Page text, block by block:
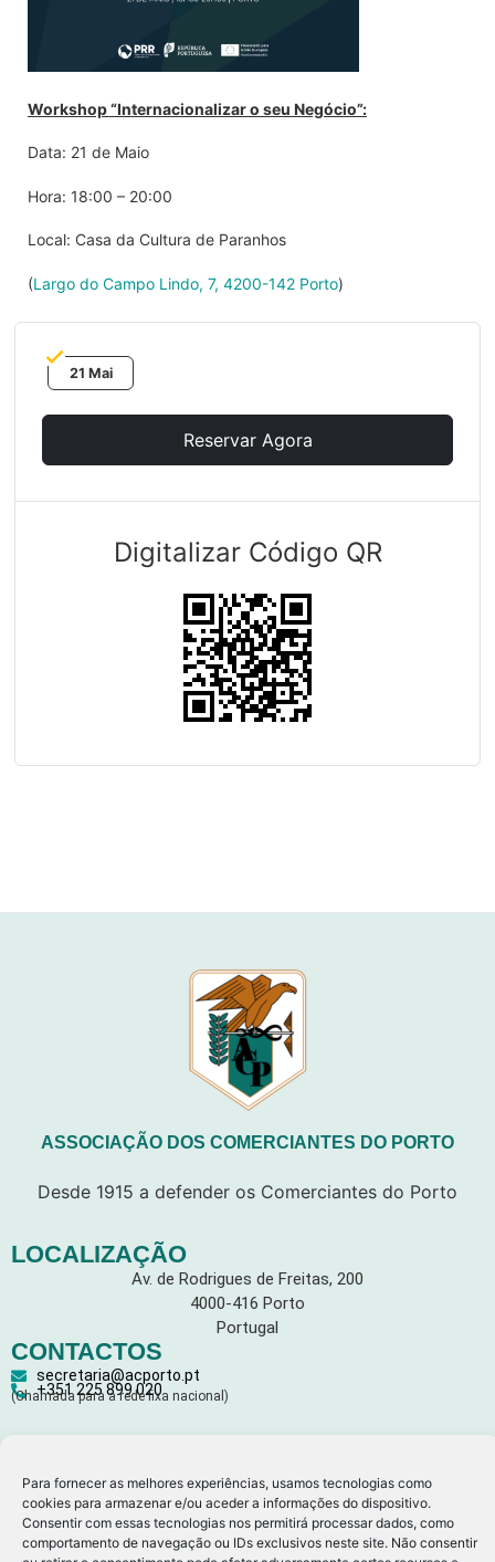
Para fornecer as melhores experiências, usamos tecnologias como
cookies para armazenar e/ou aceder a informações do dispositivo.
Consentir com essas tecnologias nos permitirá processar dados, como
comportamento de navegação ou IDs exclusivos neste site. Não consentir
Workshop “Internacionalizar o seu Negócio”:
Data: 21 de Maio
Hora: 18:00 – 20:00
Local: Casa da Cultura de Paranhos
(Largo do Campo Lindo, 7, 4200-142 Porto)
21 Mai
Reservar Agora
Digitalizar Código QR
ASSOCIAÇÃO DOS COMERCIANTES DO PORTO
Desde 1915 a defender os Comerciantes do Porto
LOCALIZAÇÃO
Av. de Rodrigues de Freitas, 200
4000-416 Porto
Portugal
CONTACTOS
secretaria@acporto.pt
+351 225 899 020
(Chamada para a rede fixa nacional)
Política de Privacidade
Política de Cookies